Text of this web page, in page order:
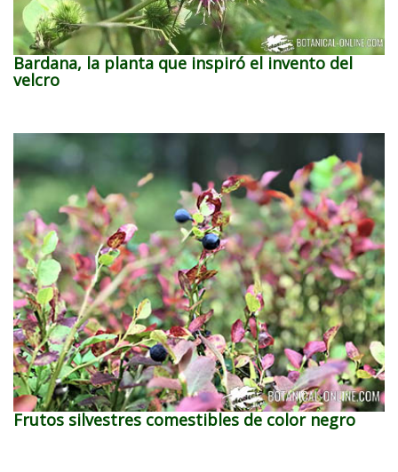
Bardana, la planta que inspiró el invento del
velcro
Frutos silvestres comestibles de color negro